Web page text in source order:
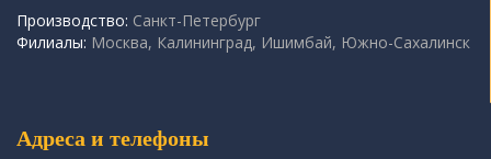
Производство: Санкт-Петербург
Филиалы: Москва, Калининград, Ишимбай, Южно-Сахалинск
Адреса и телефоны